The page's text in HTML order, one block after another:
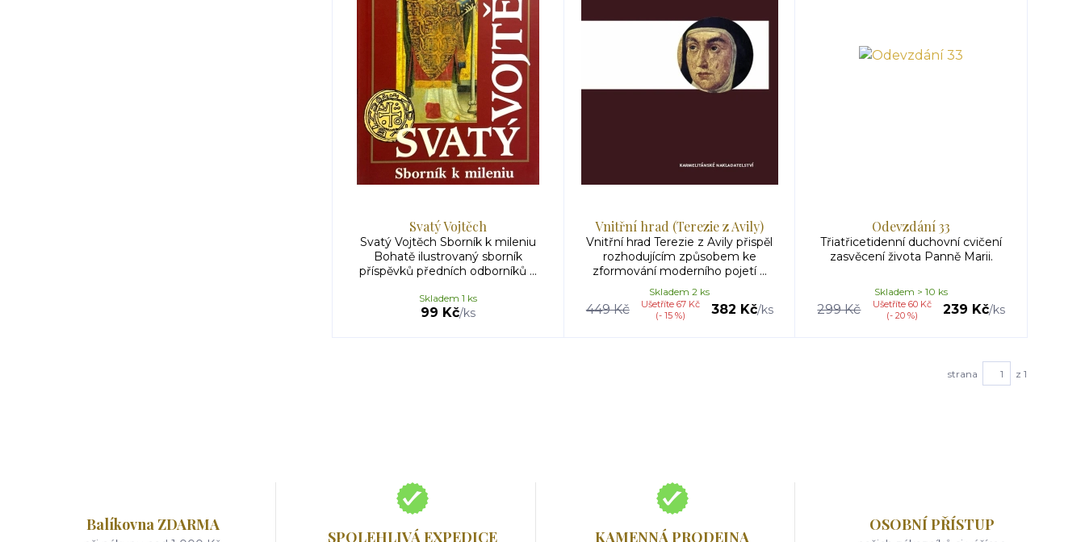
Svatý Vojtěch
Svatý Vojtěch Sborník k mileniu
Bohatě ilustrovaný sborník
příspěvků předních odborníků ...
99 Kč/ks
Skladem 1 ks
Vnitřní hrad (Terezie z Avily)
Vnitřní hrad Terezie z Avily přispěl
rozhodujícím způsobem ke
zformování moderního pojetí ...
449 Kč
Ušetříte 67 Kč
(- 15 %)
382 Kč/ks
Skladem 2 ks
Odevzdání 33
Třiatřicetidenní duchovní cvičení
zasvěcení života Panně Marii.
299 Kč
Ušetříte 60 Kč
(- 20 %)
239 Kč/ks
Skladem > 10 ks
strana z 1
Balíkovna ZDARMA
SPOLEHLIVÁ EXPEDICE KAMENNÁ PRODEJNA
OSOBNÍ PŘÍSTUP